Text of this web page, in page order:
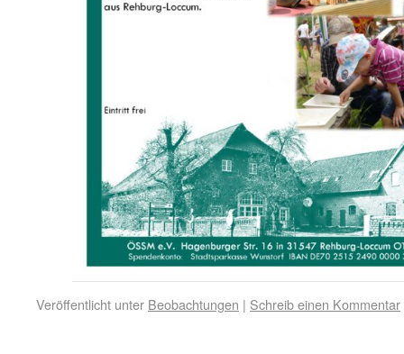
Veröffentlicht unter Beobachtungen | Schreib einen Kommentar